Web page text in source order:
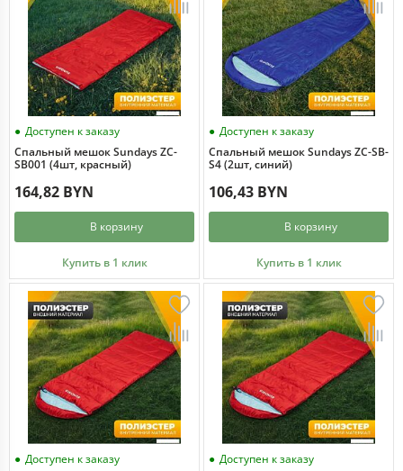
Доступен к заказу
Спальный мешок Sundays ZC-
SB001 (4шт, красный)
164,82 BYN
В корзину
Купить в 1 клик
Доступен к заказу
Спальный мешок Sundays ZC-SB-
S4 (2шт, синий)
106,43 BYN
В корзину
Купить в 1 клик
Доступен к заказу
Доступен к заказу